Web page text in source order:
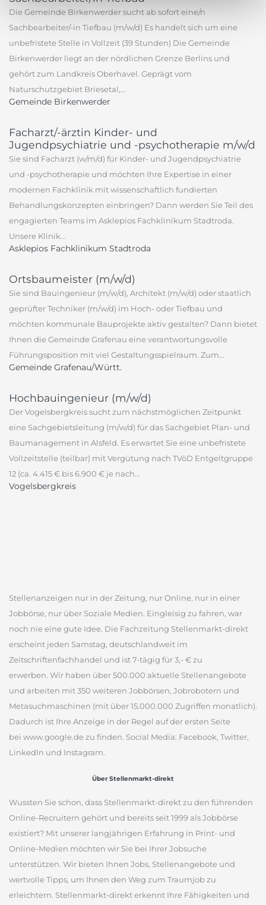
Die Gemeinde Birkenwerder sucht ab sofort eine/n
Sachbearbeiter/-in Tiefbau (m/w/d) Es handelt sich um eine
unbefristete Stelle in Vollzeit (39 Stunden) Die Gemeinde
Birkenwerder liegt an der nördlichen Grenze Berlins und
gehört zum Landkreis Oberhavel. Geprägt vom
Naturschutzgebiet Briesetal,...
Gemeinde Birkenwerder
Facharzt/-ärztin Kinder- und
Jugendpsychiatrie und -psychotherapie m/w/d
Sie sind Facharzt (w/m/d) für Kinder- und Jugendpsychiatrie
und -psychotherapie und möchten Ihre Expertise in einer
modernen Fachklinik mit wissenschaftlich fundierten
Behandlungskonzepten einbringen? Dann werden Sie Teil des
engagierten Teams im Asklepios Fachklinikum Stadtroda.
Unsere Klinik...
Asklepios Fachklinikum Stadtroda
Ortsbaumeister (m/w/d)
Sie sind Bauingenieur (m/w/d), Architekt (m/w/d) oder staatlich
geprüfter Techniker (m/w/d) im Hoch- oder Tiefbau und
möchten kommunale Bauprojekte aktiv gestalten? Dann bietet
Ihnen die Gemeinde Grafenau eine verantwortungsvolle
Führungsposition mit viel Gestaltungsspielraum. Zum...
Gemeinde Grafenau/Württ.
Hochbauingenieur (m/w/d)
Der Vogelsbergkreis sucht zum nächstmöglichen Zeitpunkt
eine Sachgebietsleitung (m/w/d) für das Sachgebiet Plan- und
Baumanagement in Alsfeld. Es erwartet Sie eine unbefristete
Vollzeitstelle (teilbar) mit Vergütung nach TVöD Entgeltgruppe
12 (ca. 4.415 € bis 6.900 € je nach...
Vogelsbergkreis
Stellenanzeigen nur in der Zeitung, nur Online, nur in einer
Jobbörse, nur über Soziale Medien. Eingleisig zu fahren, war
noch nie eine gute Idee. Die Fachzeitung Stellenmarkt-direkt
erscheint jeden Samstag, deutschlandweit im
Zeitschriftenfachhandel und ist 7-tägig für 3,- € zu
erwerben. Wir haben über 500.000 aktuelle Stellenangebote
und arbeiten mit 350 weiteren Jobbörsen, Jobrobotern und
Metasuchmaschinen (mit über 15.000.000 Zugriffen monatlich).
Dadurch ist Ihre Anzeige in der Regel auf der ersten Seite
bei www.google.de zu finden. Social Media: Facebook, Twitter,
LinkedIn und Instagram.
Über Stellenmarkt-direkt
Wussten Sie schon, dass Stellenmarkt-direkt zu den führenden
Online-Recruitern gehört und bereits seit 1999 als Jobbörse
existiert? Mit unserer langjährigen Erfahrung in Print- und
Online-Medien möchten wir Sie bei Ihrer Jobsuche
unterstützen. Wir bieten Ihnen Jobs, Stellenangebote und
wertvolle Tipps, um Ihnen den Weg zum Traumjob zu
erleichtern. Stellenmarkt-direkt erkennt Ihre Fähigkeiten und